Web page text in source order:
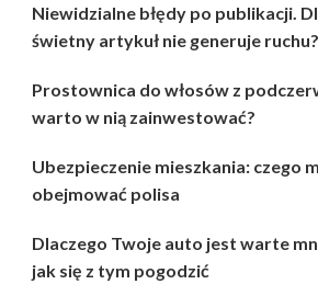
Niewidzialne błędy po publikacji.
świetny artykuł nie generuje ruchu?
Prostownica do włosów z
warto w nią zainwestować?
Ubezpieczenie mieszkania: czego
obejmować polisa
Dlaczego Twoje auto jest warte
jak się z tym pogodzić